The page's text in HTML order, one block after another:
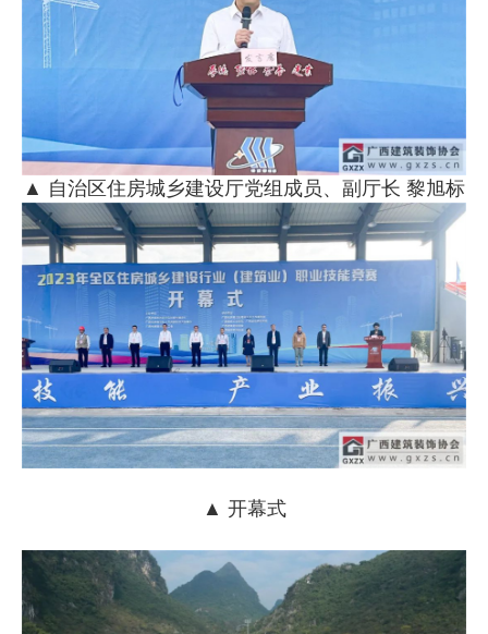
▲ 自治区住房城乡建设厅党组成员、副厅长 黎旭标
▲ 开幕式